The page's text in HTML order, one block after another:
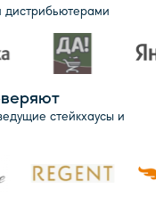
дистрибьютерами
стейкхаусы и